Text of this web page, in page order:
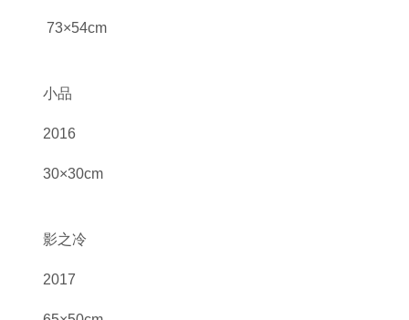
73×54cm
小品
2016
30×30cm
影之冷
2017